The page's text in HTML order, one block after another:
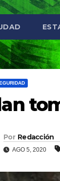
Por Redacción
AGO 5, 2020